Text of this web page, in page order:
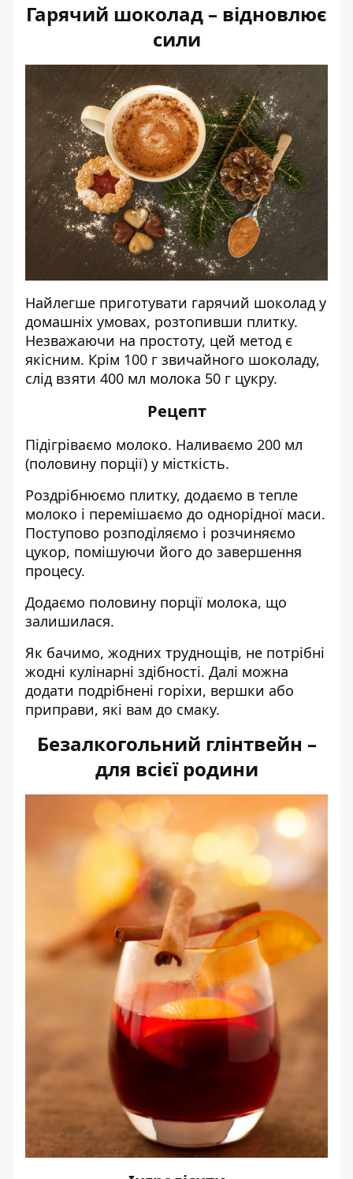
Гарячий шоколад – відновлює
сили
Найлегше приготувати гарячий шоколад у
домашніх умовах, розтопивши плитку.
Незважаючи на простоту, цей метод є
якісним. Крім 100 г звичайного шоколаду,
слід взяти 400 мл молока 50 г цукру.
Рецепт
Підігріваємо молоко. Наливаємо 200 мл
(половину порції) у місткість.
Роздрібнюємо плитку, додаємо в тепле
молоко і перемішаємо до однорідної маси.
Поступово розподіляємо і розчиняємо
цукор, помішуючи його до завершення
процесу.
Додаємо половину порції молока, що
залишилася.
Як бачимо, жодних труднощів, не потрібні
жодні кулінарні здібності. Далі можна
додати подрібнені горіхи, вершки або
приправи, які вам до смаку.
Безалкогольний глінтвейн –
для всієї родини